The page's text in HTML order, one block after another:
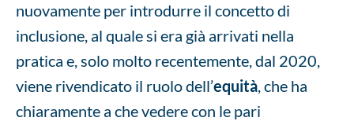
nuovamente per introdurre il concetto di
inclusione, al quale si era già arrivati nella
pratica e, solo molto recentemente, dal 2020,
viene rivendicato il ruolo dell’equità, che ha
chiaramente a che vedere con le pari